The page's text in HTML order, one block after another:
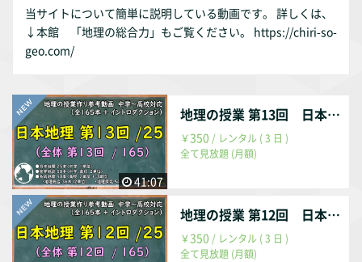
当サイトについて簡単に説明している動画です。 詳しくは、
↓本館 「地理の総合力」もご覧ください。 https://chiri-so-
geo.com/
41:07
地理の授業 第13回 日本地理 第13回 / 25回 （全体 第013回 / 165回）
￥350 / レンタル ( 3 日 )
全て見放題 (月額)
地理の授業 第12回 日本地理 第12回 / 25回 （全体 第012回 / 165回）
￥350 / レンタル ( 3 日 )
全て見放題 (月額)